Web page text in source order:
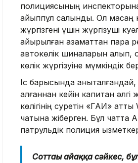
полициясының
айыппұл салынды. Ол масаң
жүргізгені үшін жүргізуші
айырылған азаматтан пара
автокөлік шиналарын алып,
көлік жүргізуіне мүмкіндік
Іс барысында
алғаннан кейін капитан әлгі
көлігінің суретін «ГАИ»
чатына жіберген. Бұл чатта
патрульдік полиция
Соттағы айғаққа сәйкес,